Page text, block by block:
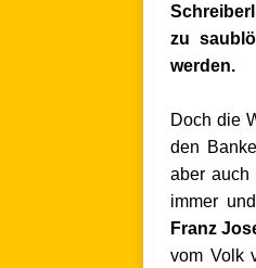
zu
werden.
Doch die
den
aber auch
immer
Franz
vom Volk